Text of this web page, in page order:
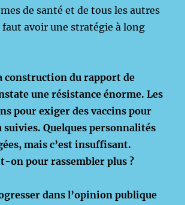
de santé et de tous les autres
faut avoir une stratégie à long
construction du rapport de
une résistance énorme. Les
pour exiger des vaccins pour
suivies. Quelques personnalités
mais c’est insuffisant.
on pour rassembler plus ?
dans l’opinion publique